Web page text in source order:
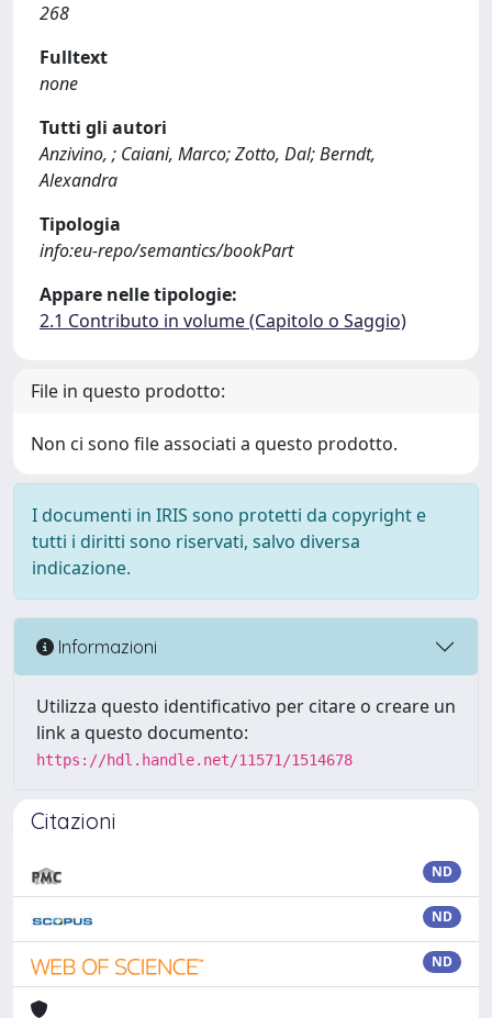
268
Fulltext
none
Tutti gli autori
Anzivino, ; Caiani, Marco; Zotto, Dal; Berndt,
Alexandra
Tipologia
info:eu-repo/semantics/bookPart
Appare nelle tipologie:
2.1 Contributo in volume (Capitolo o Saggio)
File in questo prodotto:
Non ci sono file associati a questo prodotto.
I documenti in IRIS sono protetti da copyright e
tutti i diritti sono riservati, salvo diversa
indicazione.
Informazioni
Utilizza questo identificativo per citare o creare un
link a questo documento:
https://hdl.handle.net/11571/1514678
Citazioni
ND
ND
ND